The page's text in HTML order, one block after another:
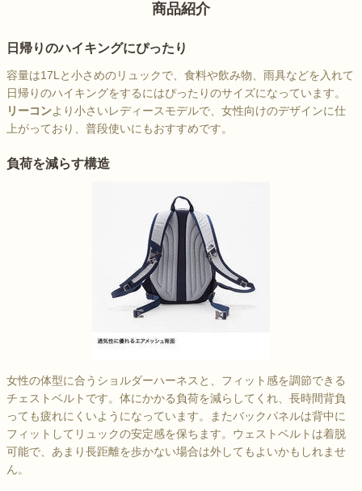
商品紹介
日帰りのハイキングにぴったり
容量は17Lと小さめのリュックで、食料や飲み物、雨具などを入れて
日帰りのハイキングをするにはぴったりのサイズになっています。
リーコンより小さいレディースモデルで、女性向けのデザインに仕
上がっており、普段使いにもおすすめです。
負荷を減らす構造
女性の体型に合うショルダーハーネスと、フィット感を調節できる
チェストベルトです。体にかかる負荷を減らしてくれ、長時間背負
っても疲れにくいようになっています。またバックパネルは背中に
フィットしてリュックの安定感を保ちます。ウェストベルトは着脱
可能で、あまり長距離を歩かない場合は外してもよいかもしれませ
ん。